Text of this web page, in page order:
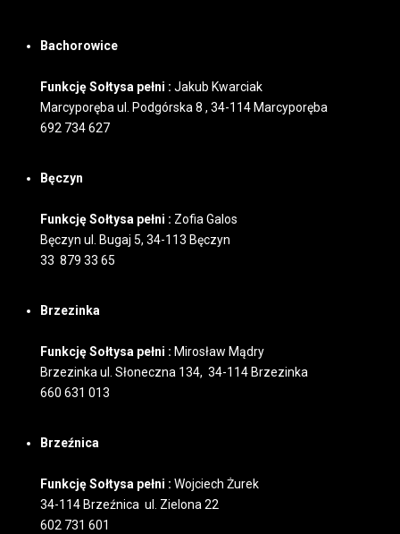
Bachorowice
Funkcję Sołtysa pełni : Jakub Kwarciak
Marcyporęba ul. Podgórska 8 , 34-114 Marcyporęba
692 734 627
Bęczyn
Funkcję Sołtysa pełni : Zofia Galos
Bęczyn ul. Bugaj 5, 34-113 Bęczyn
33 879 33 65
Brzezinka
Funkcję Sołtysa pełni : Mirosław Mądry
Brzezinka ul. Słoneczna 134, 34-114 Brzezinka
660 631 013
Brzeźnica
Funkcję Sołtysa pełni : Wojciech Żurek
34-114 Brzeźnica ul. Zielona 22
602 731 601